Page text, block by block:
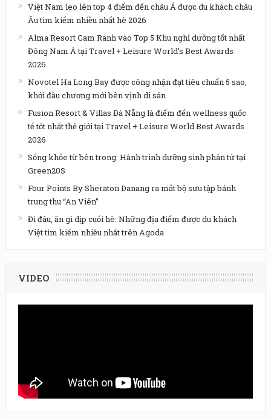
Việt Nam leo lên top 4 điểm đến châu Á được du khách châu
Âu tìm kiếm nhiều nhất hè 2026
Alma Resort Cam Ranh vào Top 5 Khu nghỉ dưỡng tốt nhất
Đông Nam Á tại Travel + Leisure World’s Best Awards
2026
Novotel Ha Long Bay được công nhận đạt tiêu chuẩn 5 sao,
khởi đầu chương mới bên vịnh di sản
Fusion Resort & Villas Đà Nẵng là điểm đến wellness quốc
tế tốt nhất thế giới tại Travel + Leisure World Best Awards
2026
Sống khỏe từ bên trong: Hành trình dưỡng sinh phân tử tại
Green20S
Four Points By Sheraton Danang ra mắt bộ sưu tập bánh
trung thu “An Viên”
Đi đâu, ăn gì dịp cuối hè: Những địa điểm được du khách
Việt tìm kiếm nhiều nhất trên Agoda
VIDEO